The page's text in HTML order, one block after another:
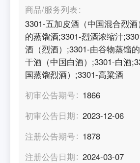
商品/服务列表
3301-五加皮酒（中国混合烈
的蒸馏酒;3301-烈酒浓缩汁
酒（烈酒）;3301-由谷物蒸馏
干酒（中国白酒）;3301-白酒
国蒸馏烈酒）;3301-高粱酒
初审公告期号
1866
初审公告日期
2023-12-06
注册公告期号
1878
注册公告日期
2024-03-07